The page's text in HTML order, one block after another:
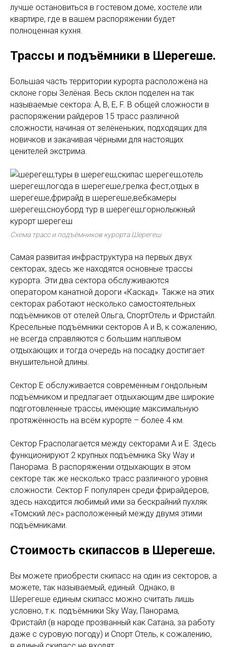
лучше остановиться в гостевом доме, хостеле или
квартире, где в вашем распоряжении будет
полноценная кухня.
Трассы и подъёмники в Шерегеше.
Большая часть территории курорта расположена на
склоне горы Зелёная. Весь склон поделен на так
называемые сектора: A, B, E, F. В общей сложности в
распоряжении райдеров 15 трасс различной
сложности, начиная от зелёненьких, подходящих для
новичков и закачивая чёрными для настоящих
ценителей экстрима.
Схема трасс и подъёмников курорта Шерегеш
Самая развитая инфраструктура на первых двух
секторах, здесь же находятся основные трассы
курорта. Эти два сектора обслуживаются
оператором канатной дороги «Каскад». Также на этих
секторах работают несколько самостоятельных
подъёмников от отелей Ольга, СпортОтель и Фристайл.
Кресельные подъёмники секторов А и В, к сожалению,
не всегда справляются с большим наплывом
отдыхающих и тогда очередь на посадку достигает
внушительной длины.
Сектор Е обслуживается современным гондольным
подъёмником и предлагает отдыхающим две широкие
подготовленные трассы, имеющие максимальную
протяжённость на всём курорте – более 4 км.
Сектор Fрасполагается между секторами А и Е. Здесь
функционируют 2 крупных подъёмника Sky Way и
Панорама. В распоряжении отдыхающих в этом
секторе так же несколько трасс различного уровня
сложности. Сектор F популярен среди фрирайдеров,
здесь находится любимый ими за бескрайний пухляк
«Томский лес» расположенный между двумя этими
подъёмниками.
Стоимость скипассов в Шерегеше.
Вы можете приобрести скипасс на один из секторов, а
можете, так называемый, единый. Однако, в
Шерегеше единым скипасс можно считать лишь
условно, т.к. подъёмники Sky Way, Панорама,
Фристайл (в народе прозванный как Сатана, за работу
даже с суровую погоду) и Спорт Отель, к сожалению,